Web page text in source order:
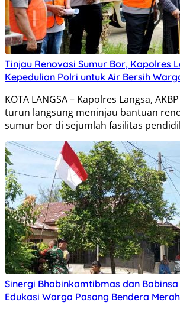
Tinjau Renovasi Sumur Bor, Kapolres
Kepedulian Polri untuk Air Bersih
KOTA LANGSA – Kapolres Langsa,
turun langsung meninjau bantuan
sumur bor di sejumlah fasilitas
Sinergi Bhabinkamtibmas dan
Edukasi Warga Pasang Bendera